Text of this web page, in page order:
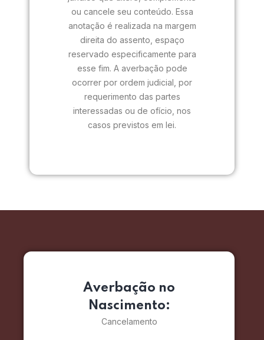
ou cancele seu conteúdo. Essa
anotação é realizada na margem
direita do assento, espaço
reservado especificamente para
esse fim. A averbação pode
ocorrer por ordem judicial, por
requerimento das partes
interessadas ou de ofício, nos
casos previstos em lei.
Averbação no
Nascimento:
Cancelamento